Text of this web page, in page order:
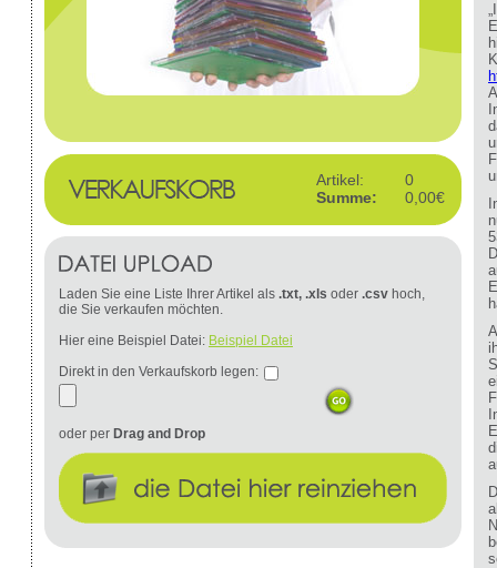
Artikel:
0
Summe:
0,00€
Laden Sie eine Liste Ihrer Artikel als .txt, .xls oder .csv hoch,
die Sie verkaufen möchten.
Hier eine Beispiel Datei: Beispiel Datei
Direkt in den Verkaufskorb legen:
oder per Drag and Drop